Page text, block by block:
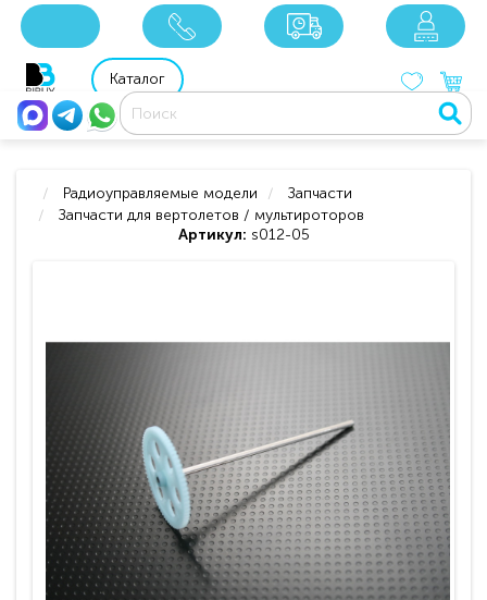
8 800 201 92 06
Каталог
Радиоуправляемые модели
Запчасти
Запчасти для вертолетов / мультироторов
Артикул: s012-05
xxx